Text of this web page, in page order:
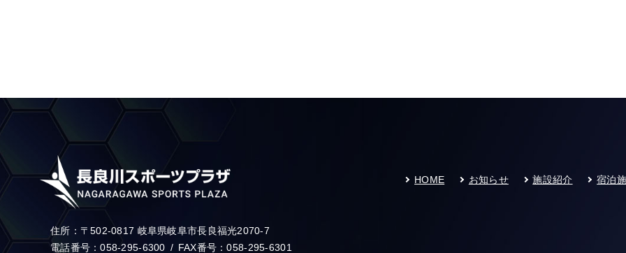
住所：〒502-0817 岐阜県岐阜市長良福光2070-7
電話番号：058-295-6300
FAX番号：058-295-6301
HOME お知らせ 施設紹介 宿泊